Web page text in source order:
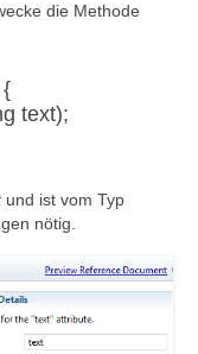
die Methode
text);
und ist vom Typ
nötig.